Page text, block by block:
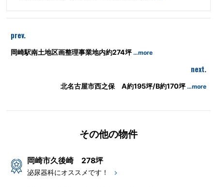
prev.
岡崎駅南土地区画整理事業地内約274坪 …more
next.
北名古屋市西之保 A約195坪/B約170坪 …more
その他の物件
岡崎市久後崎 278坪
泌尿器科にオススメです！